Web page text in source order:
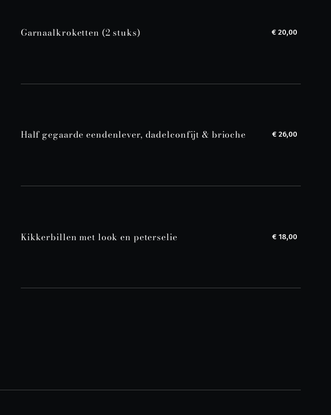
Garnaalkroketten (2 stuks) € 20,00
Half gegaarde eendenlever, dadelconfijt & brioche € 26,00
Kikkerbillen met look en peterselie € 18,00